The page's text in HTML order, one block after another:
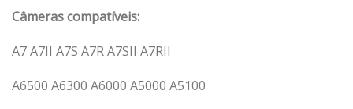
Câmeras compatíveis:
A7 A7II A7S A7R A7SII A7RII
A6500 A6300 A6000 A5000 A5100